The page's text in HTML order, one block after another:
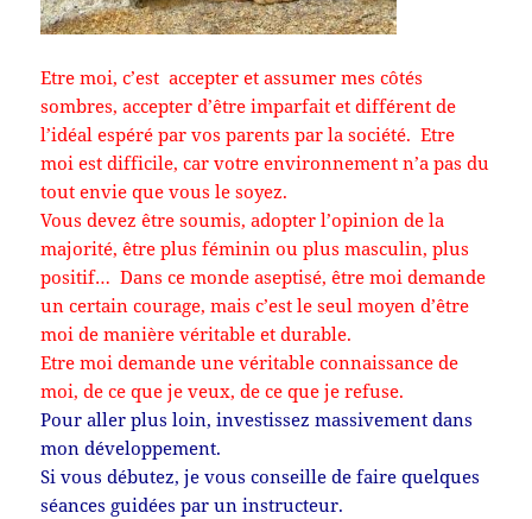
Etre moi, c’est accepter et assumer mes côtés
sombres, accepter d’être imparfait et différent de
l’idéal espéré par vos parents par la société. Etre
moi est difficile, car votre environnement n’a pas du
tout envie que vous le soyez.
Vous devez être soumis, adopter l’opinion de la
majorité, être plus féminin ou plus masculin, plus
positif… Dans ce monde aseptisé, être moi demande
un certain courage, mais c’est le seul moyen d’être
moi de manière véritable et durable.
Etre moi demande une véritable connaissance de
moi, de ce que je veux, de ce que je refuse.
Pour aller plus loin, investissez massivement dans
mon développement.
Si vous débutez, je vous conseille de faire quelques
séances guidées par un instructeur.